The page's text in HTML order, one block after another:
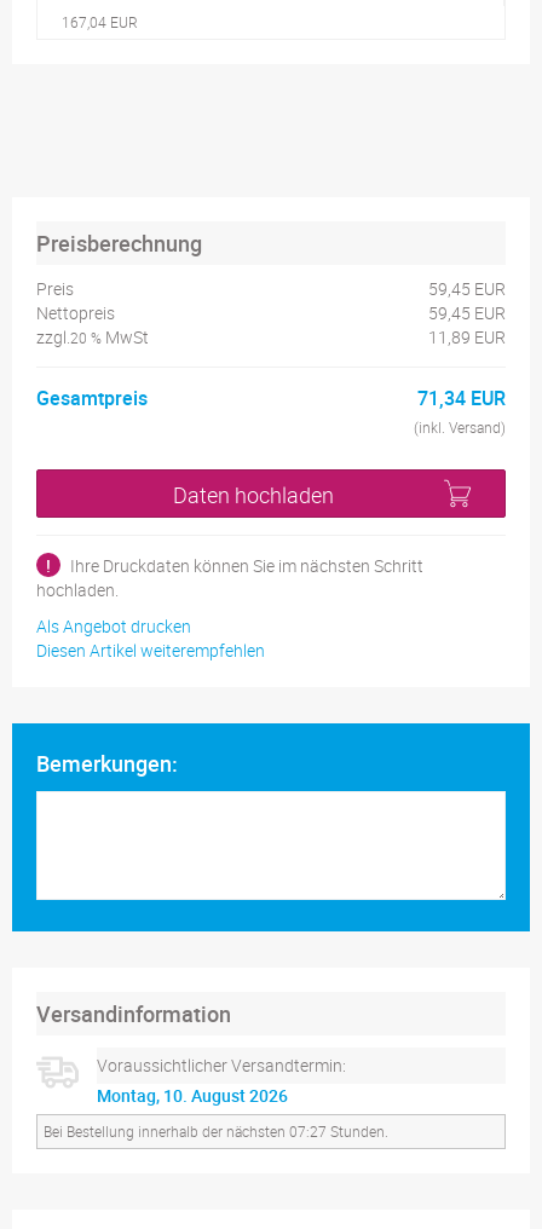
167,04 EUR
Preisberechnung
Preis
59,45 EUR
Nettopreis
59,45 EUR
zzgl.20 % MwSt 11,89 EUR
Gesamtpreis 71,34 EUR
(inkl. Versand)
Daten hochladen
!
Ihre Druckdaten können Sie im nächsten Schritt
hochladen.
Als Angebot drucken
Diesen Artikel weiterempfehlen
Bemerkungen:
Versandinformation
Voraussichtlicher Versandtermin:
Montag, 10. August 2026
Bei Bestellung innerhalb der nächsten 07:27 Stunden.